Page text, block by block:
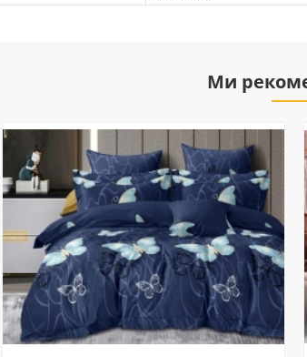
Ми